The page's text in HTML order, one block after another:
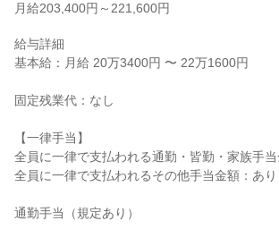
月給203,400円～221,600円
給与詳細
基本給：月給 20万3400円 〜 22万1600円
固定残業代：なし
【一律手当】
全員に一律で支払われる通勤・皆勤・家族手当
全員に一律で支払われるその他手当金額：あり
通勤手当（規定あり）